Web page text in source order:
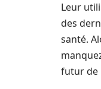
Leur
des
santé.
futur de